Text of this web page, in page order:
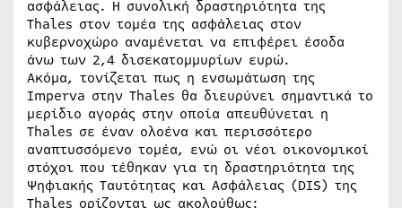
ασφάλειας. Η συνολική δραστηριότητα της
Thales στον τομέα της ασφάλειας στον
κυβερνοχώρο αναμένεται να επιφέρει έσοδα
άνω των 2,4 δισεκατομμυρίων ευρώ.
Ακόμα, τονίζεται πως η ενσωμάτωση της
Imperva στην Thales θα διευρύνει σημαντικά το
μερίδιο αγοράς στην οποία απευθύνεται η
Thales σε έναν ολοένα και περισσότερο
αναπτυσσόμενο τομέα, ενώ οι νέοι οικονομικοί
στόχοι που τέθηκαν για τη δραστηριότητα της
Ψηφιακής Ταυτότητας και Ασφάλειας (DIS) της
Thales ορίζονται ως ακολούθως: